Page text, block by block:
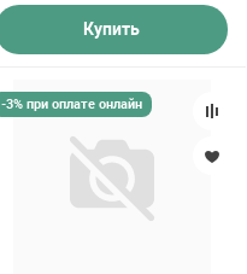
Купить
-3% при оплате онлайн